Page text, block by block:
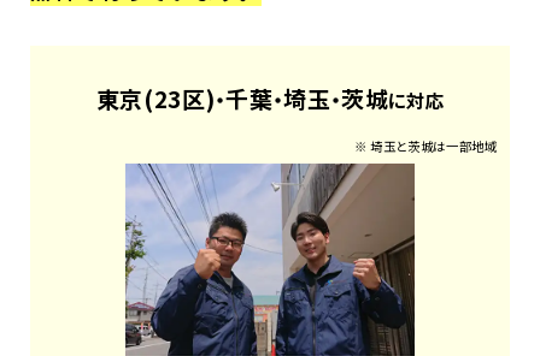
東京(23区)・千葉・埼玉・茨城に対応
※ 埼玉と茨城は一部地域